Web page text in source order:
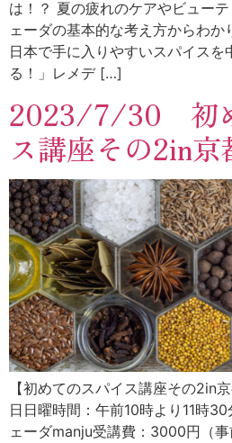
は！？ 夏の疲れのケアやビュー
ェーダの基本的な考え方からわか
日本で手に入りやすいスパイスを
る！」レメデ […]
2023/7/30 初
ス講座その2in京
【初めてのスパイス講座その2in
日日曜時間：午前10時より11時
ェーダmanju受講費：3000円（